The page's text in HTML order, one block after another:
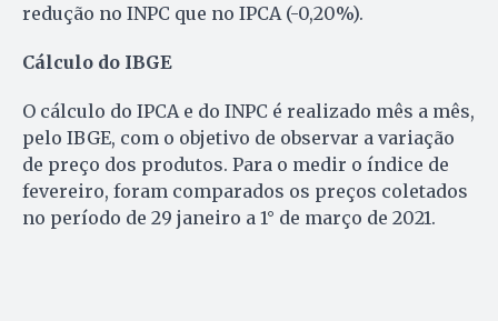
redução no INPC que no IPCA (-0,20%).
Cálculo do IBGE
O cálculo do IPCA e do INPC é realizado mês a mês,
pelo IBGE, com o objetivo de observar a variação
de preço dos produtos. Para o medir o índice de
fevereiro, foram comparados os preços coletados
no período de 29 janeiro a 1° de março de 2021.